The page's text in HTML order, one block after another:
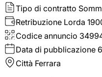
Tipo di contratto
Retribuzione Lorda
Codice annuncio
Data di pubblicazione
Città Ferrara